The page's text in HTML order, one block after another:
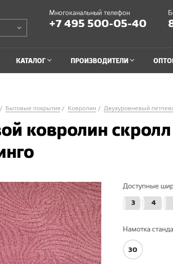
Многоканальный телефон
+7 495 500-05-40
КАТАЛОГ ПРОИЗВОДИТЕЛИ
Бытовые покрытия Ковролин Двухуровневый
ковролин
Доступные
3 4
Намотка
30